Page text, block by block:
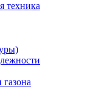
техника
газона